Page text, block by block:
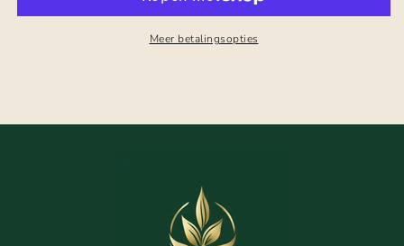
Meer betalingsopties